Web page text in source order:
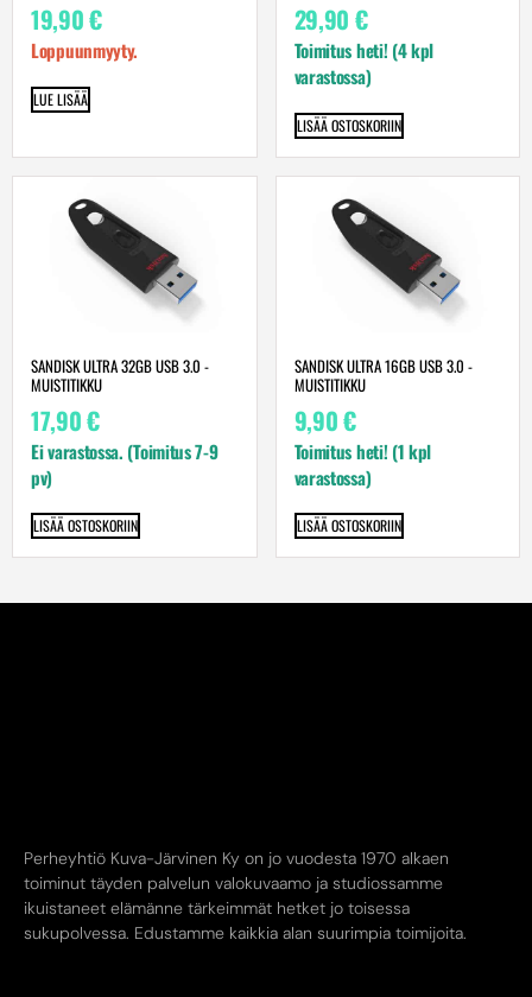
19,90€
Loppuunmyyty.
LUE LISÄÄ
29,90 €
Toimitus heti! (4 kpl
varastossa)
LISÄÄ OSTOSKORIIN
SANDISK ULTRA 32GB USB 3.0 -
MUISTITIKKU
17,90€
Ei varastossa. (Toimitus 7-9
pv)
LISÄÄ OSTOSKORIIN
SANDISK ULTRA 16GB USB 3.0 -
MUISTITIKKU
9,90€
Toimitus heti! (1 kpl
varastossa)
LISÄÄ OSTOSKORIIN
Perheyhtiö Kuva-Järvinen Ky on jo vuodesta 1970 alkaen
toiminut täyden palvelun valokuvaamo ja studiossamme
ikuistaneet elämänne tärkeimmät hetket jo toisessa
sukupolvessa. Edustamme kaikkia alan suurimpia toimijoita.